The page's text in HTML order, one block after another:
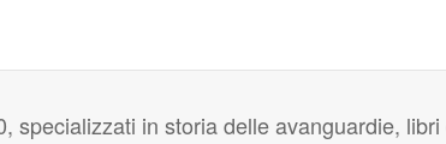
specializzati in storia delle avanguardie, libri